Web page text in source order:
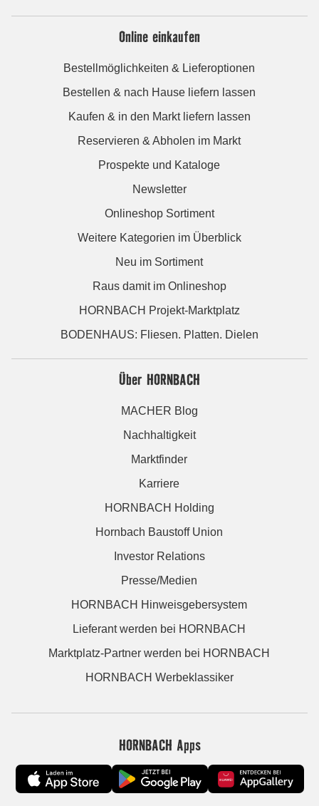
Online einkaufen
Bestellmöglichkeiten & Lieferoptionen
Bestellen & nach Hause liefern lassen
Kaufen & in den Markt liefern lassen
Reservieren & Abholen im Markt
Prospekte und Kataloge
Newsletter
Onlineshop Sortiment
Weitere Kategorien im Überblick
Neu im Sortiment
Raus damit im Onlineshop
HORNBACH Projekt-Marktplatz
BODENHAUS: Fliesen. Platten. Dielen
Über HORNBACH
MACHER Blog
Nachhaltigkeit
Marktfinder
Karriere
HORNBACH Holding
Hornbach Baustoff Union
Investor Relations
Presse/Medien
HORNBACH Hinweisgebersystem
Lieferant werden bei HORNBACH
Marktplatz-Partner werden bei HORNBACH
HORNBACH Werbeklassiker
HORNBACH Apps